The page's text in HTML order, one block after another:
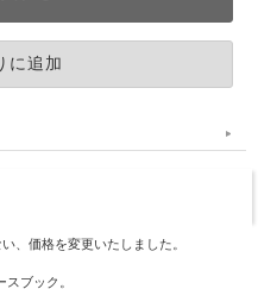
、価格を変更いたしました。
ブック。